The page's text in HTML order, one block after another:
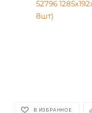
В ИЗБРАННОЕ